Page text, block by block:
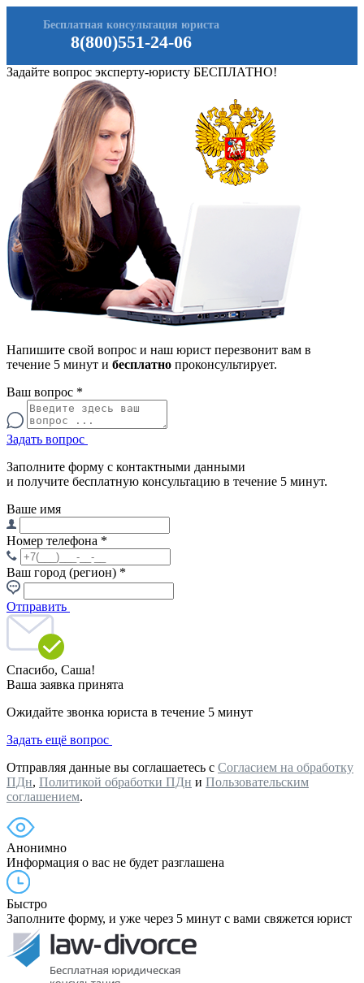
8(800)551-24-06
Бесплатная консультация юриста
Задайте вопрос эксперту-юристу БЕСПЛАТНО!
Напишите свой вопрос и наш юрист перезвонит вам в
течение 5 минут и бесплатно проконсультирует.
Ваш вопрос *
Задать вопрос
Заполните форму с контактными данными
и получите бесплатную консультацию в течение 5 минут.
Ваше имя
Номер телефона *
Ваш город (регион) *
Отправить
Спасибо, Саша!
Ваша заявка принята
Ожидайте звонка юриста в течение 5 минут
Задать ещё вопрос
Отправляя данные вы соглашаетесь с Согласием на обработку
ПДн, Политикой обработки ПДн и Пользовательским
соглашением.
Анонимно
Информация о вас не будет разглашена
Быстро
Заполните форму, и уже через 5 минут с вами свяжется юрист